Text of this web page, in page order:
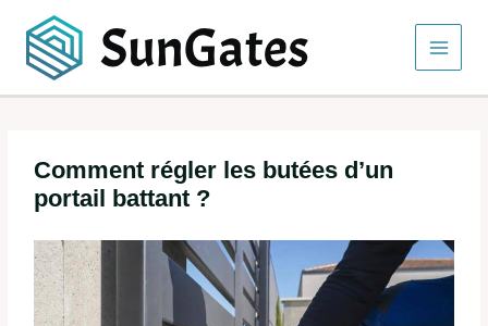
contenu
Comment régler les butées d’un
portail battant ?